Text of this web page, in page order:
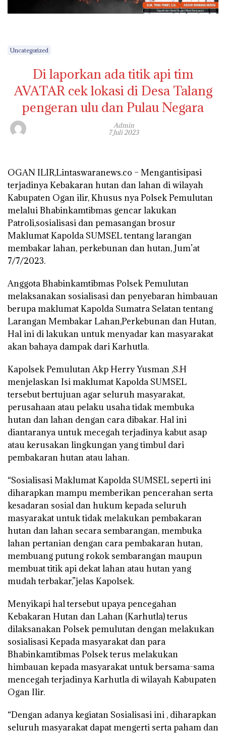
Uncategorized
Di laporkan ada titik api tim
AVATAR cek lokasi di Desa Talang
pengeran ulu dan Pulau Negara
Admin
7 Juli 2023
OGAN ILIR,Lintaswaranews.co – Mengantisipasi
terjadinya Kebakaran hutan dan lahan di wilayah
Kabupaten Ogan ilir, Khusus nya Polsek Pemulutan
melalui Bhabinkamtibmas gencar lakukan
Patroli,sosialisasi dan pemasangan brosur
Maklumat Kapolda SUMSEL tentang larangan
membakar lahan, perkebunan dan hutan, Jum’at
7/7/2023.
Anggota Bhabinkamtibmas Polsek Pemulutan
melaksanakan sosialisasi dan penyebaran himbauan
berupa maklumat Kapolda Sumatra Selatan tentang
Larangan Membakar Lahan,Perkebunan dan Hutan,
Hal ini di lakukan untuk menyadar kan masyarakat
akan bahaya dampak dari Karhutla.
Kapolsek Pemulutan Akp Herry Yusman ,S.H
menjelaskan Isi maklumat Kapolda SUMSEL
tersebut bertujuan agar seluruh masyarakat,
perusahaan atau pelaku usaha tidak membuka
hutan dan lahan dengan cara dibakar. Hal ini
diantaranya untuk mecegah terjadinya kabut asap
atau kerusakan lingkungan yang timbul dari
pembakaran hutan atau lahan.
“Sosialisasi Maklumat Kapolda SUMSEL seperti ini
diharapkan mampu memberikan pencerahan serta
kesadaran sosial dan hukum kepada seluruh
masyarakat untuk tidak melakukan pembakaran
hutan dan lahan secara sembarangan, membuka
lahan pertanian dengan cara pembakaran hutan,
membuang putung rokok sembarangan maupun
membuat titik api dekat lahan atau hutan yang
mudah terbakar,”jelas Kapolsek.
Menyikapi hal tersebut upaya pencegahan
Kebakaran Hutan dan Lahan (Karhutla) terus
dilaksanakan Polsek pemulutan dengan melakukan
sosialisasi Kepada masyarakat dan para
Bhabinkamtibmas Polsek terus melakukan
himbauan kepada masyarakat untuk bersama-sama
mencegah terjadinya Karhutla di wilayah Kabupaten
Ogan Ilir.
“Dengan adanya kegiatan Sosialisasi ini , diharapkan
seluruh masyarakat dapat mengerti serta paham dan